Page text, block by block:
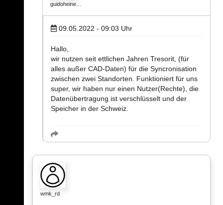
guidoheine…
09.05.2022 - 09:03 Uhr
Hallo,
wir nutzen seit ettlichen Jahren Tresorit, (für
alles außer CAD-Daten) für die Syncronisation
zwischen zwei Standorten. Funktioniert für uns
super, wir haben nur einen Nutzer(Rechte), die
Datenübertragung ist verschlüsselt und der
Speicher in der Schweiz.
wmk_rd